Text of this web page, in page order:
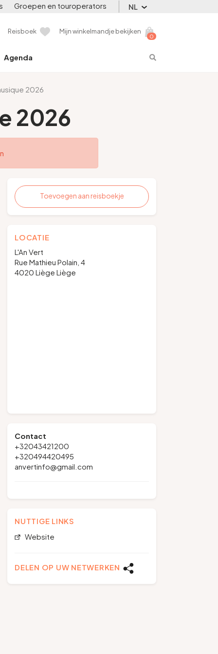
Groepen en touroperators NL
Reisboek
0
Mijn winkelmandje bekijken
Agenda
2026
2026
Toevoegen aan reisboekje
LOCATIE
L'An Vert
Rue Mathieu Polain, 4
4020 Liège Liège
Contact
+32043421200
+320494420495
anvertinfo@gmail.com
NUTTIGE LINKS
Website
DELEN OP UW NETWERKEN